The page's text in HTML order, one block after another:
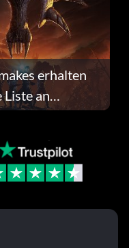
erhalten
Liste an